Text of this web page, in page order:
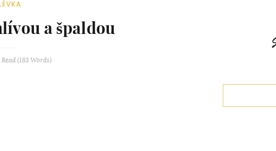
a špaldou
(183Words)